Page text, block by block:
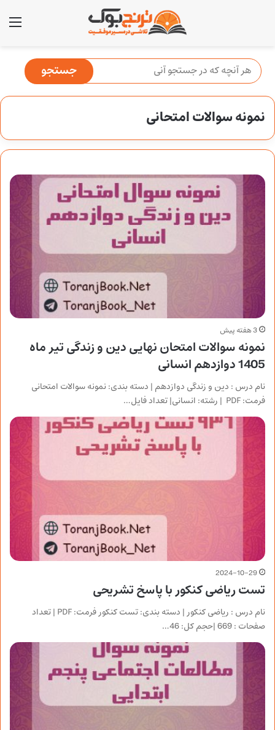
نمونه سوالات امتحانی
3 هفته پیش
نمونه سوالات امتحان نهایی دین و زندگی تیر ماه
1405 دوازدهم انسانی
نام درس : دین و زندگی دوازدهم | دسته بندی: نمونه سوالات امتحانی
فرمت: PDF | رشته: انسانی| تعداد فایل…
2024-10-29
تست ریاضی کنکور با پاسخ تشریحی
نام درس : ریاضی کنکور | دسته بندی: تست کنکور فرمت: PDF | تعداد
صفحات : 669 |حجم کل: 46…